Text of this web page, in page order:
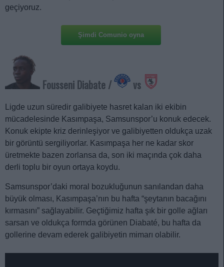
geçiyoruz.
Şimdi Comunio oyna
Fousseni Diabate / vs
Ligde uzun süredir galibiyete hasret kalan iki ekibin
mücadelesinde Kasımpaşa, Samsunspor’u konuk edecek.
Konuk ekipte kriz derinleşiyor ve galibiyetten oldukça uzak
bir görüntü sergiliyorlar. Kasımpaşa her ne kadar skor
üretmekte bazen zorlansa da, son iki maçında çok daha
derli toplu bir oyun ortaya koydu.
Samsunspor’daki moral bozukluğunun sanılandan daha
büyük olması, Kasımpaşa’nın bu hafta “şeytanın bacağını
kırmasını” sağlayabilir. Geçtiğimiz hafta şık bir golle ağları
sarsan ve oldukça formda görünen Diabaté, bu hafta da
gollerine devam ederek galibiyetin mimarı olabilir.